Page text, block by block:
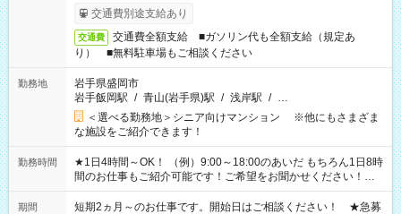
交通費別途支給あり
交通費
交通費全額支給 ■ガソリン代も全額支給（規定あ
り） ■無料駐車場もご相談ください
勤務地
岩手県盛岡市
岩手飯岡駅 / 青山(岩手県)駅 / 浅岸駅 / …
＜選べる勤務地＞シニア向けマンション ※他にもさまざま
な施設をご紹介できます！
勤務時間
★1日4時間～OK！ （例）9:00～18:00のあいだ もちろん1日8時
間のお仕事もご紹介可能です！ご希望をお聞かせください！★
家庭の都合でお休みが必要な場合も遠慮なくご相談ください。
※週最低15時間以上の勤務が必要です
期間
短期2ヵ月～のお仕事です。開始日はご相談ください！ ★急募